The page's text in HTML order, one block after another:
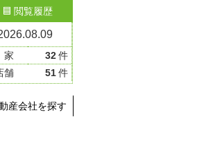
32件
舗 51件
閲覧履歴
産会社を探す